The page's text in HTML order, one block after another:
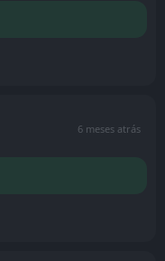
6 meses atrás